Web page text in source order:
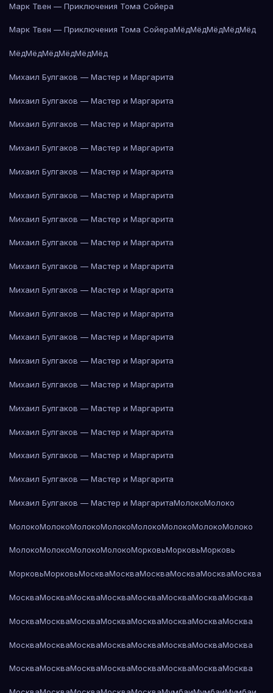
Марк Твен — Приключения Тома Сойера
Марк Твен — Приключения Тома СойераМёдМёдМёдМёдМёд
МёдМёдМёдМёдМёдМёд
Михаил Булгаков — Мастер и Маргарита
Михаил Булгаков — Мастер и Маргарита
Михаил Булгаков — Мастер и Маргарита
Михаил Булгаков — Мастер и Маргарита
Михаил Булгаков — Мастер и Маргарита
Михаил Булгаков — Мастер и Маргарита
Михаил Булгаков — Мастер и Маргарита
Михаил Булгаков — Мастер и Маргарита
Михаил Булгаков — Мастер и Маргарита
Михаил Булгаков — Мастер и Маргарита
Михаил Булгаков — Мастер и Маргарита
Михаил Булгаков — Мастер и Маргарита
Михаил Булгаков — Мастер и Маргарита
Михаил Булгаков — Мастер и Маргарита
Михаил Булгаков — Мастер и Маргарита
Михаил Булгаков — Мастер и Маргарита
Михаил Булгаков — Мастер и Маргарита
Михаил Булгаков — Мастер и Маргарита
Михаил Булгаков — Мастер и МаргаритаМолокоМолоко
МолокоМолокоМолокоМолокоМолокоМолокоМолокоМолоко
МолокоМолокоМолокоМолокоМорковьМорковьМорковь
МорковьМорковьМоскваМоскваМоскваМоскваМоскваМосква
МоскваМоскваМоскваМоскваМоскваМоскваМоскваМосква
МоскваМоскваМоскваМоскваМоскваМоскваМоскваМосква
МоскваМоскваМоскваМоскваМоскваМоскваМоскваМосква
МоскваМоскваМоскваМоскваМоскваМоскваМоскваМосква